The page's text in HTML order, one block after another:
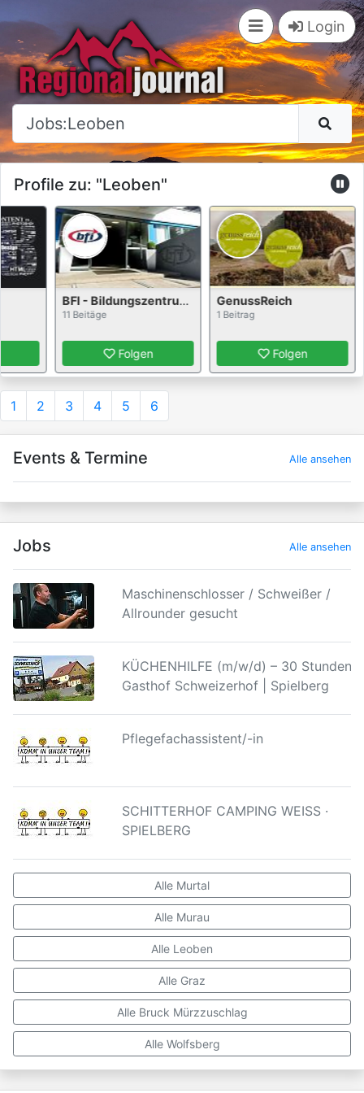
Login
Profile zu: "Leoben"
BFI - Bildungszentrum Leoben
11 Beitäge
Folgen
GenussReich
1 Beitrag
Folgen
1 2 3 4 5 6
Events & Termine Alle ansehen
Jobs Alle ansehen
Maschinenschlosser / Schweißer /
Allrounder gesucht
KÜCHENHILFE (m/w/d) – 30 Stunden |
Gasthof Schweizerhof | Spielberg
Pflegefachassistent/-in
SCHITTERHOF CAMPING WEISS ·
SPIELBERG
Alle Murtal
Alle Murau
Alle Leoben
Alle Graz
Alle Bruck Mürzzuschlag
Alle Wolfsberg